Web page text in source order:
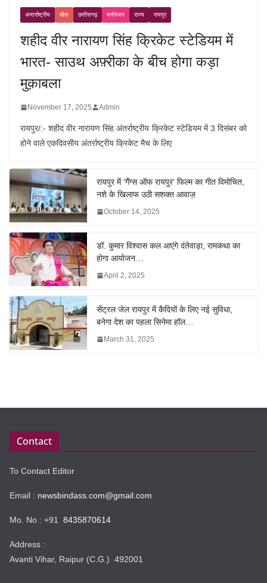
अन्तर्राष्ट्रीय खेल छत्तीसगढ़ मनोरंजन राज्य रायपुर
शहीद वीर नारायण सिंह क्रिकेट स्टेडियम में
भारत- साउथ अफ़्रीका के बीच होगा कड़ा
मुक़ाबला
November 17, 2025 Admin
रायपुर/:- शहीद वीर नारायण सिंह अंतर्राष्ट्रीय क्रिकेट स्टेडियम में 3 दिसंबर को
होने वाले एकदिवसीय अंतर्राष्ट्रीय क्रिकेट मैच के लिए
रायपुर में ‘गैंग्स ऑफ रायपुर’ फिल्म का गीत विमोचित,
नशे के खिलाफ उठी सशक्त आवाज़
October 14, 2025
डॉ. कुमार विश्वास कल आएंगे दंतेवाड़ा, रामकथा का
होगा आयोजन…
April 2, 2025
सेंट्रल जेल रायपुर में कैदियों के लिए नई सुविधा,
बनेगा देश का पहला सिनेमा हॉल…
March 31, 2025
Contact
To Contact Editor
Email : newsbindass.com@gmail.com
Mo. No : +91 8435870614
Address :
Avanti Vihar, Raipur (C.G.) 492001